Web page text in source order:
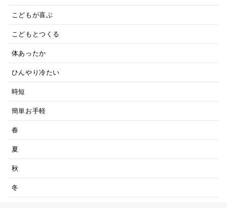
こどもが喜ぶ
こどもとつくる
体あったか
ひんやり冷たい
時短
簡単お手軽
春
夏
秋
冬